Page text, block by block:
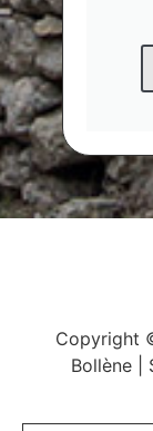
Copyright
Bollène |